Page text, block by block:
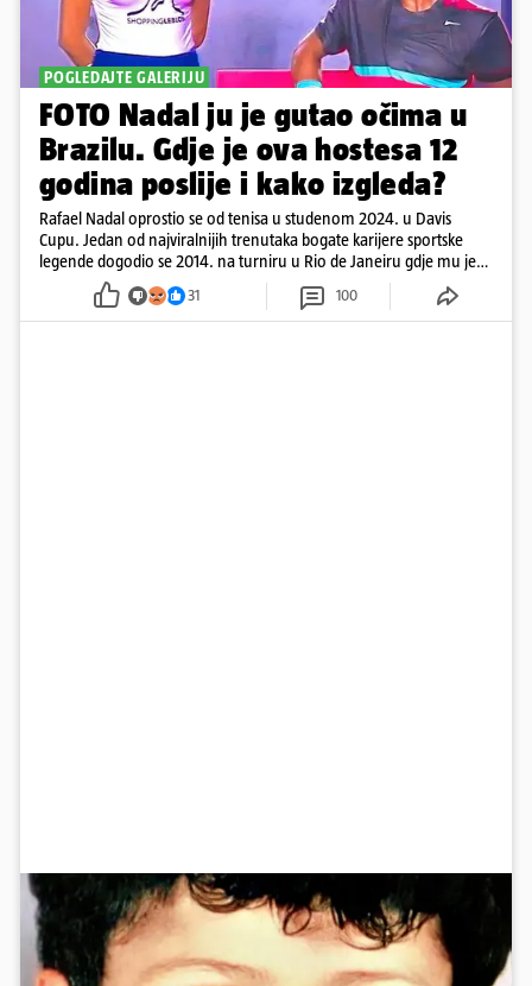
POGLEDAJTE GALERIJU
FOTO Nadal ju je gutao očima u
Brazilu. Gdje je ova hostesa 12
godina poslije i kako izgleda?
Rafael Nadal oprostio se od tenisa u studenom 2024. u Davis
Cupu. Jedan od najviralnijih trenutaka bogate karijere sportske
legende dogodio se 2014. na turniru u Rio de Janeiru gdje mu je
pažnju odvlačila ljepotica iza klupe
31 100